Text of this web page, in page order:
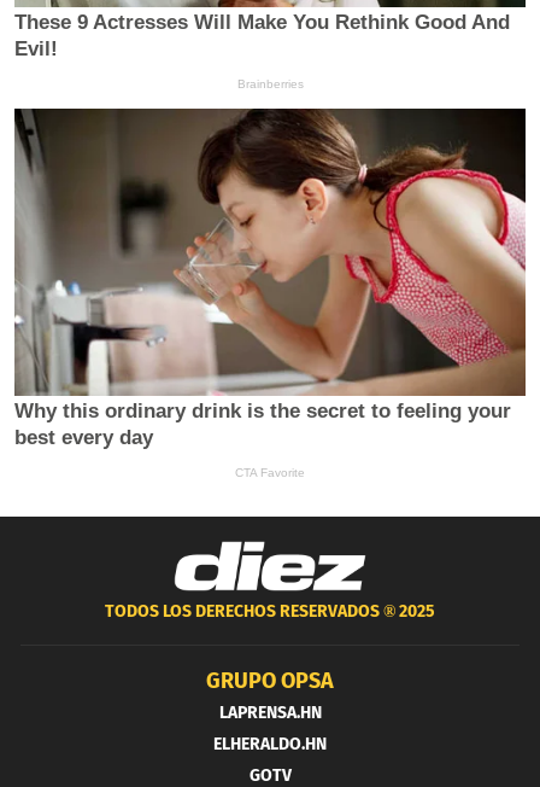
TODOS LOS DERECHOS RESERVADOS ®2025
GRUPO OPSA
LAPRENSA.HN
ELHERALDO.HN
GOTV